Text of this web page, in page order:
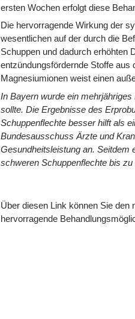
ersten Wochen erfolgt diese
Die hervorragende Wirkung der
wesentlichen auf der durch die
Schuppen und dadurch erhöhten
entzündungsfördernde Stoffe
Magnesiumionen weist einen
In Bayern wurde ein
sollte. Die Ergebnisse des
Schuppenflechte besser hilft als
Bundesausschuss Ärzte und
Gesundheitsleistung an. Seitdem
schweren Schuppenflechte bis
Über diesen Link können Sie den
hervorragende